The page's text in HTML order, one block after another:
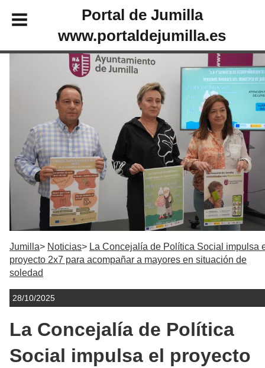
Portal de Jumilla
www.portaldejumilla.es
Jumilla Noticias
La Concejalía de Política Social impulsa
proyecto 2x7 para acompañar a mayores en situación de
soledad
28/10/2025
La Concejalía de Política
Social impulsa el proyecto